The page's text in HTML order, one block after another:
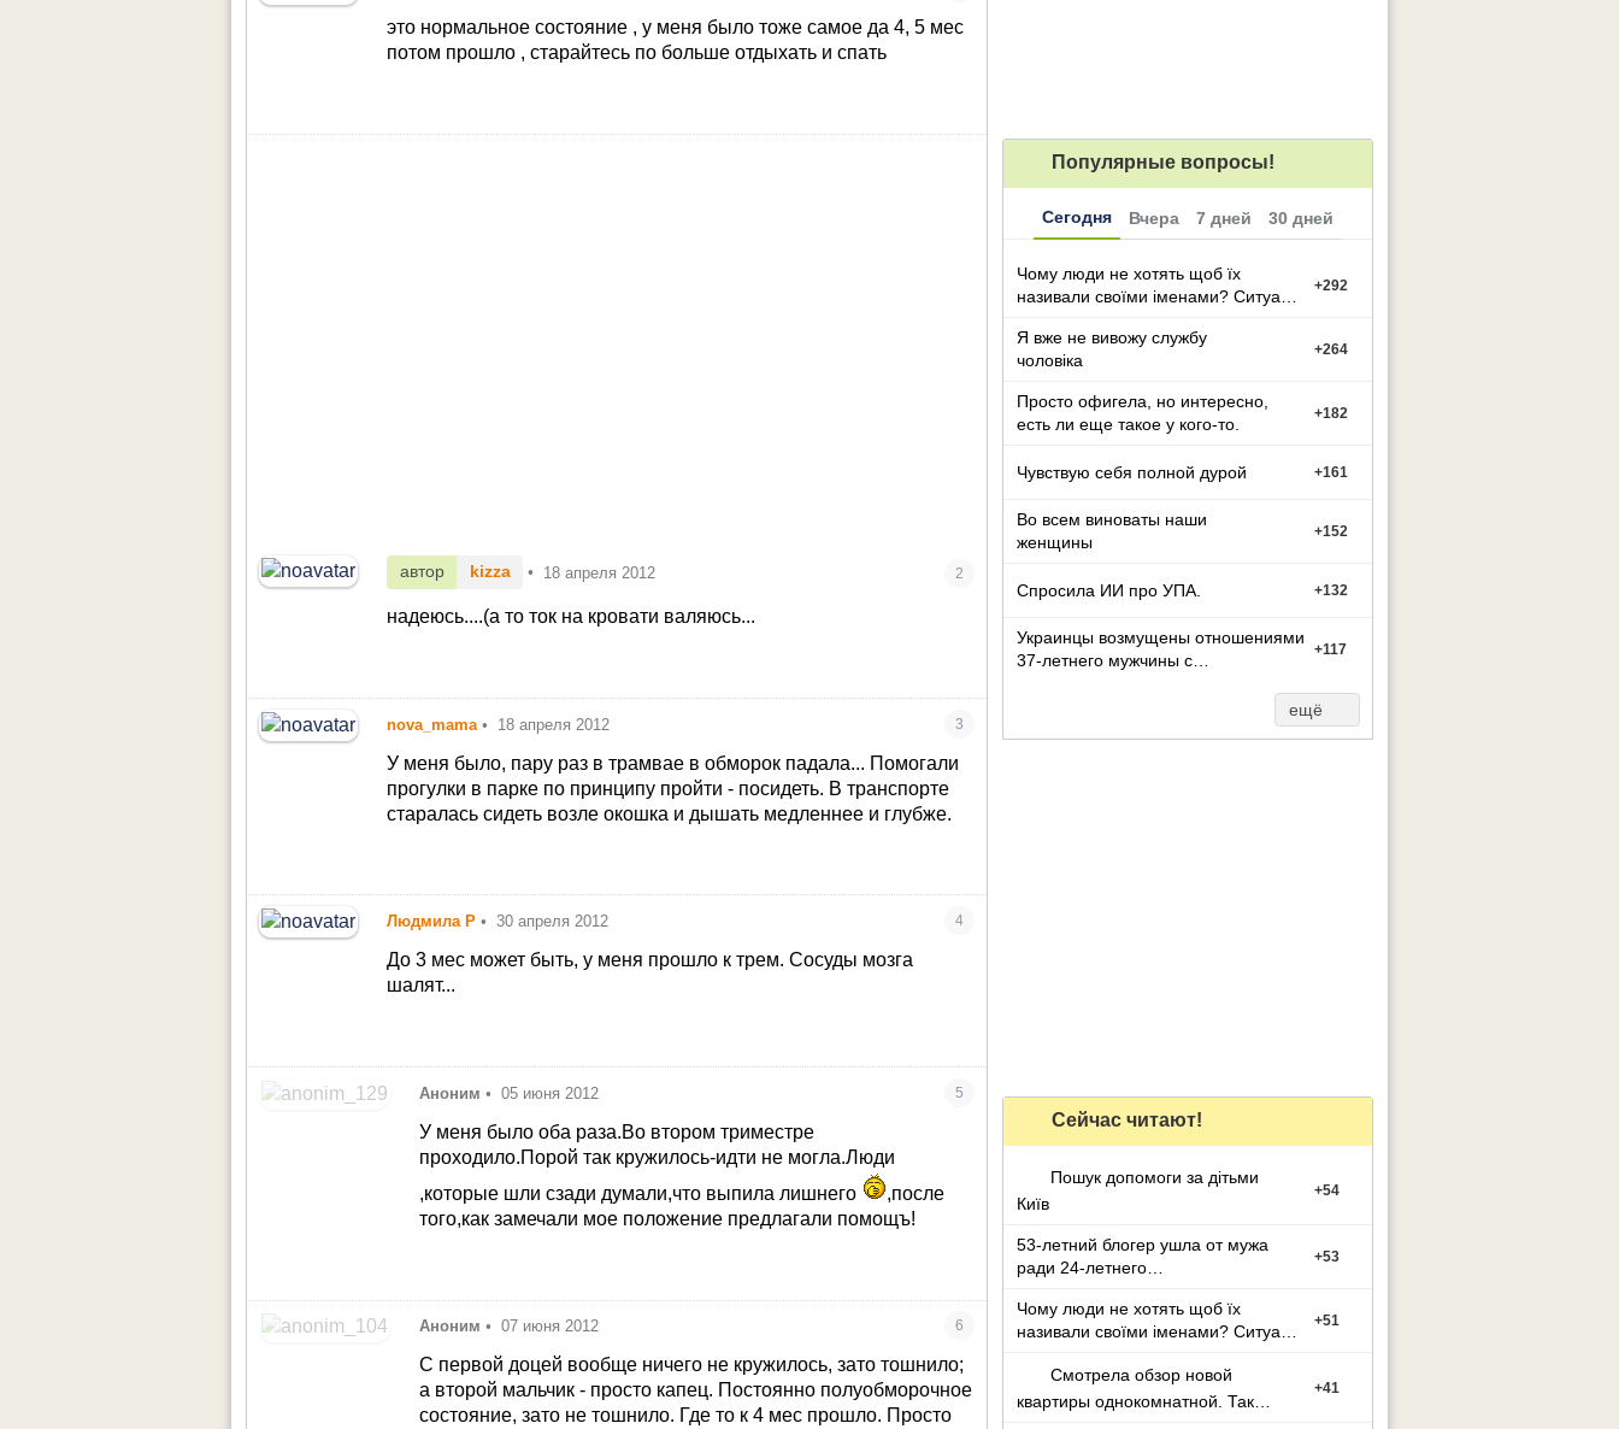
это нормальное состояние , у меня было тоже самое да 4, 5 мес
потом прошло , старайтесь по больше отдыхать и спать
автор kizza • 18 апреля 2012 2
надеюсь....(а то ток на кровати валяюсь...
nova_mama • 18 апреля 2012 3
У меня было, пару раз в трамвае в обморок падала... Помогали
прогулки в парке по принципу пройти - посидеть. В транспорте
старалась сидеть возле окошка и дышать медленнее и глубже.
Людмила Р • 30 апреля 2012 4
До 3 мес может быть, у меня прошло к трем. Сосуды мозга
шалят...
Аноним • 05 июня 2012 5
У меня было оба раза.Во втором триместре
проходило.Порой так кружилось-идти не могла.Люди
,которые шли сзади думали,что выпила лишнего
,после
того,как замечали мое положение предлагали помощъ!
Аноним • 07 июня 2012 6
С первой доцей вообще ничего не кружилось, зато тошнило;
а второй мальчик - просто капец. Постоянно полуобморочное
состояние, зато не тошнило. Где то к 4 мес прошло. Просто
Популярные вопросы!
Сегодня Вчера 7 дней 30 дней
Чому люди не хотять щоб їх
називали своїми іменами? Ситуація
+292
Я вже не вивожу службу
чоловіка
+264
Просто офигела, но интересно,
есть ли еще такое у кого-то.
+182
Чувствую себя полной дурой +161
Во всем виноваты наши
женщины
+152
Спросила ИИ про УПА. +132
Украинцы возмущены отношениями
37-летнего мужчины с
+117
ещё
Сейчас читают!
Пошук допомоги за дітьми
Київ
+54
53-летний блогер ушла от мужа
ради 24-летнего
+53
Чому люди не хотять щоб їх
називали своїми іменами? Ситуація
+51
Смотрела обзор новой
квартиры однокомнатной. Так
+41